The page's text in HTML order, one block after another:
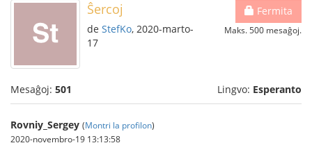
Fermita
Maks. 500 mesaĝoj.
Ŝercoj
de StefKo, 2020-marto-
17
Mesaĝoj: 501 Lingvo: Esperanto
Rovniy_Sergey (Montri la profilon)
2020-novembro-19 13:13:58